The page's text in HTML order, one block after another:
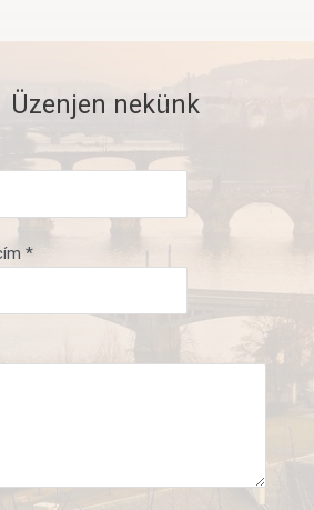
Üzenjen nekünk
*